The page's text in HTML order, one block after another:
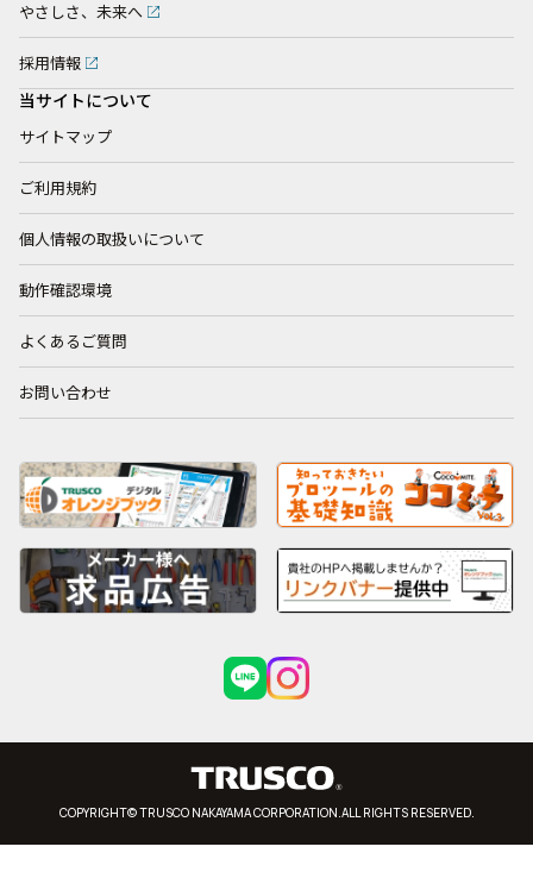
やさしさ、未来へ
採用情報
当サイトについて
サイトマップ
ご利用規約
個人情報の取扱いについて
動作確認環境
よくあるご質問
お問い合わせ
COPYRIGHT© TRUSCO NAKAYAMA CORPORATION.ALL RIGHTS RESERVED.